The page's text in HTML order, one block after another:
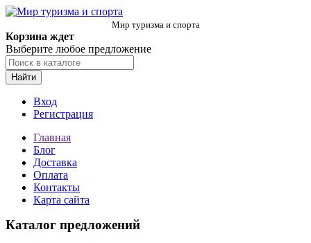
Мир туризма и спорта
Корзина ждет
Выберите любое предложение
Найти
Вход
Регистрация
Главная
Блог
Доставка
Оплата
Контакты
Карта сайта
Каталог предложений